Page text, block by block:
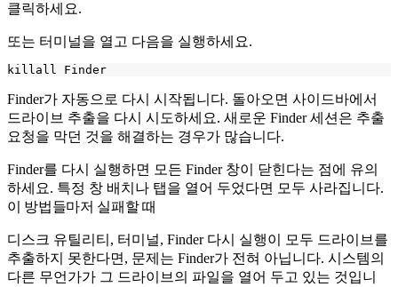
클릭하세요.
또는 터미널을 열고 다음을 실행하세요.
Finder가 자동으로 다시 시작됩니다. 돌아오면 사이드바에서
드라이브 추출을 다시 시도하세요. 새로운 Finder 세션은 추출
요청을 막던 것을 해결하는 경우가 많습니다.
Finder를 다시 실행하면 모든 Finder 창이 닫힌다는 점에 유의
하세요. 특정 창 배치나 탭을 열어 두었다면 모두 사라집니다.
이 방법들마저 실패할 때
디스크 유틸리티, 터미널, Finder 다시 실행이 모두 드라이브를
추출하지 못한다면, 문제는 Finder가 전혀 아닙니다. 시스템의
다른 무언가가 그 드라이브의 파일을 열어 두고 있는 것입니